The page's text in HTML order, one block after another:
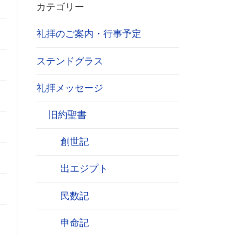
カテゴリー
礼拝のご案内・行事予定
ステンドグラス
礼拝メッセージ
旧約聖書
創世記
出エジプト
民数記
申命記